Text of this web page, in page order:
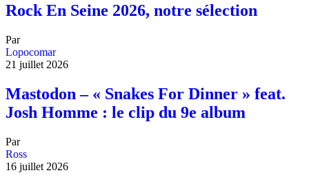
Rock En Seine 2026, notre sélection
Par
Lopocomar
21 juillet 2026
Mastodon – « Snakes For Dinner » feat.
Josh Homme : le clip du 9e album
Par
Ross
16 juillet 2026